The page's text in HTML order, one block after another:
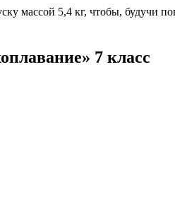
массой 5,4 кг, чтобы, будучи
7 класс